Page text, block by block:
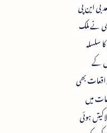
این پی
نے ملک
سلسلہ
کے
بھی
میں
گیا آج مزید4ہلاکیتں ہوئی